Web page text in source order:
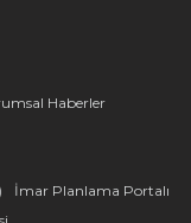
Haberler
İmar Planlama Portalı